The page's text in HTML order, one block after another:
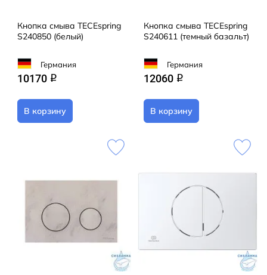
Кнопка смыва TECEspring
S240850 (белый)
Германия
10170 q
В корзину
Кнопка смыва TECEspring
S240611 (темный базальт)
Германия
12060 q
В корзину